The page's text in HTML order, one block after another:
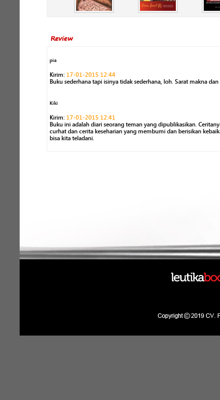
Review
pia
Kirim: 17-01-2015 12:44
Buku sederhana tapi isinya tidak sederhana, loh. Sarat makna
Kiki
Kirim: 17-01-2015 12:41
Buku ini adalah diari seorang teman yang dipublikasikan.
curhat dan cerita keseharian yang membumi dan berisikan
bisa kita teladani.